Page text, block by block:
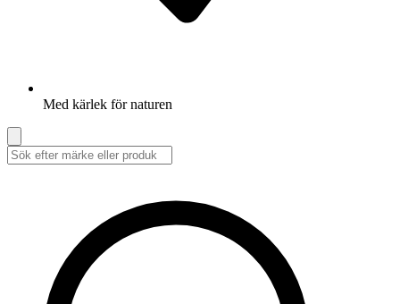
Med kärlek för naturen